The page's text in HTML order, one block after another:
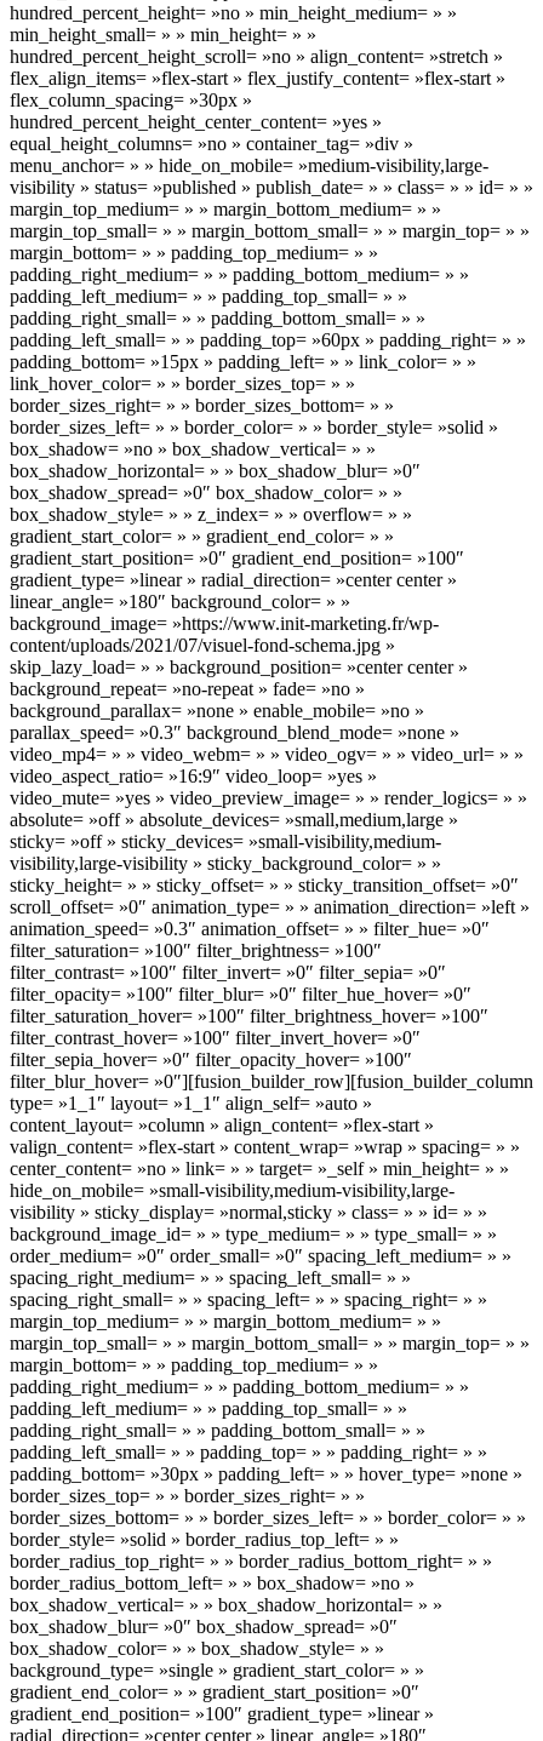
hundred_percent_height= »no » min_height_medium= » »
min_height_small= » » min_height= » »
hundred_percent_height_scroll= »no » align_content= »stretch »
flex_align_items= »flex-start » flex_justify_content= »flex-start »
flex_column_spacing= »30px »
hundred_percent_height_center_content= »yes »
equal_height_columns= »no » container_tag= »div »
menu_anchor= » » hide_on_mobile= »medium-visibility,large-
visibility » status= »published » publish_date= » » class= » » id= » »
margin_top_medium= » » margin_bottom_medium= » »
margin_top_small= » » margin_bottom_small= » » margin_top= » »
margin_bottom= » » padding_top_medium= » »
padding_right_medium= » » padding_bottom_medium= » »
padding_left_medium= » » padding_top_small= » »
padding_right_small= » » padding_bottom_small= » »
padding_left_small= » » padding_top= »60px » padding_right= » »
padding_bottom= »15px » padding_left= » » link_color= » »
link_hover_color= » » border_sizes_top= » »
border_sizes_right= » » border_sizes_bottom= » »
border_sizes_left= » » border_color= » » border_style= »solid »
box_shadow= »no » box_shadow_vertical= » »
box_shadow_horizontal= » » box_shadow_blur= »0″
box_shadow_spread= »0″ box_shadow_color= » »
box_shadow_style= » » z_index= » » overflow= » »
gradient_start_color= » » gradient_end_color= » »
gradient_start_position= »0″ gradient_end_position= »100″
gradient_type= »linear » radial_direction= »center center »
linear_angle= »180″ background_color= » »
background_image= »https://www.init-marketing.fr/wp-
content/uploads/2021/07/visuel-fond-schema.jpg »
skip_lazy_load= » » background_position= »center center »
background_repeat= »no-repeat » fade= »no »
background_parallax= »none » enable_mobile= »no »
parallax_speed= »0.3″ background_blend_mode= »none »
video_mp4= » » video_webm= » » video_ogv= » » video_url= » »
video_aspect_ratio= »16:9″ video_loop= »yes »
video_mute= »yes » video_preview_image= » » render_logics= » »
absolute= »off » absolute_devices= »small,medium,large »
sticky= »off » sticky_devices= »small-visibility,medium-
visibility,large-visibility » sticky_background_color= » »
sticky_height= » » sticky_offset= » » sticky_transition_offset= »0″
scroll_offset= »0″ animation_type= » » animation_direction= »left »
animation_speed= »0.3″ animation_offset= » » filter_hue= »0″
filter_saturation= »100″ filter_brightness= »100″
filter_contrast= »100″ filter_invert= »0″ filter_sepia= »0″
filter_opacity= »100″ filter_blur= »0″ filter_hue_hover= »0″
filter_saturation_hover= »100″ filter_brightness_hover= »100″
filter_contrast_hover= »100″ filter_invert_hover= »0″
filter_sepia_hover= »0″ filter_opacity_hover= »100″
filter_blur_hover= »0″][fusion_builder_row][fusion_builder_column
type= »1_1″ layout= »1_1″ align_self= »auto »
content_layout= »column » align_content= »flex-start »
valign_content= »flex-start » content_wrap= »wrap » spacing= » »
center_content= »no » link= » » target= »_self » min_height= » »
hide_on_mobile= »small-visibility,medium-visibility,large-
visibility » sticky_display= »normal,sticky » class= » » id= » »
background_image_id= » » type_medium= » » type_small= » »
order_medium= »0″ order_small= »0″ spacing_left_medium= » »
spacing_right_medium= » » spacing_left_small= » »
spacing_right_small= » » spacing_left= » » spacing_right= » »
margin_top_medium= » » margin_bottom_medium= » »
margin_top_small= » » margin_bottom_small= » » margin_top= » »
margin_bottom= » » padding_top_medium= » »
padding_right_medium= » » padding_bottom_medium= » »
padding_left_medium= » » padding_top_small= » »
padding_right_small= » » padding_bottom_small= » »
padding_left_small= » » padding_top= » » padding_right= » »
padding_bottom= »30px » padding_left= » » hover_type= »none »
border_sizes_top= » » border_sizes_right= » »
border_sizes_bottom= » » border_sizes_left= » » border_color= » »
border_style= »solid » border_radius_top_left= » »
border_radius_top_right= » » border_radius_bottom_right= » »
border_radius_bottom_left= » » box_shadow= »no »
box_shadow_vertical= » » box_shadow_horizontal= » »
box_shadow_blur= »0″ box_shadow_spread= »0″
box_shadow_color= » » box_shadow_style= » »
background_type= »single » gradient_start_color= » »
gradient_end_color= » » gradient_start_position= »0″
gradient_end_position= »100″ gradient_type= »linear »
radial_direction= »center center » linear_angle= »180″